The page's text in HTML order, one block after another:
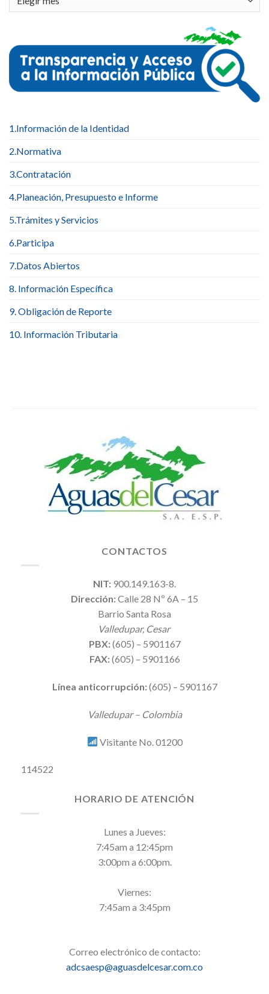
1.Información de la Identidad
2.Normativa
3.Contratación
4.Planeación, Presupuesto e Informe
5.Trámites y Servicios
6.Participa
7.Datos Abiertos
8. Información Específica
9. Obligación de Reporte
10. Información Tributaria
CONTACTOS
NIT: 900.149.163-8.
Dirección:Calle 28 Nº 6A – 15
Barrio Santa Rosa
Valledupar, Cesar
PBX:(605) – 5901167
FAX:(605) – 5901166
Línea anticorrupción:(605) – 5901167
Valledupar – Colombia
Visitante No. 01200
114522
HORARIO DE ATENCIÓN
Lunes a Jueves:
7:45am a 12:45pm
3:00pm a 6:00pm.
Viernes:
7:45am a 3:45pm
Correo electrónico de contacto:
adcsaesp@aguasdelcesar.com.co